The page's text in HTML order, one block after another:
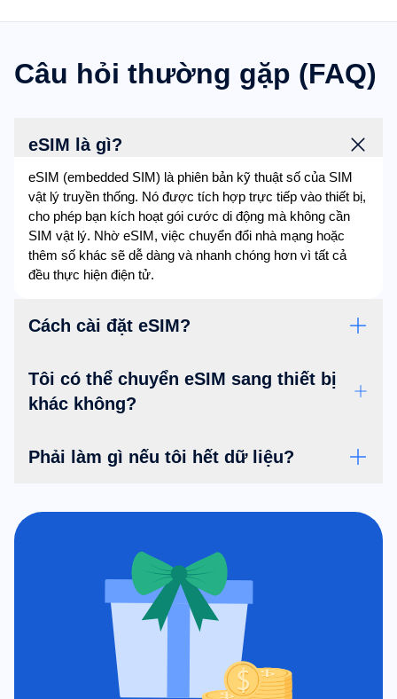
Câu hỏi thường gặp (FAQ)
eSIM là gì?
eSIM (embedded SIM) là phiên bản kỹ thuật số của SIM
vật lý truyền thống. Nó được tích hợp trực tiếp vào thiết bị,
cho phép bạn kích hoạt gói cước di động mà không cần
SIM vật lý. Nhờ eSIM, việc chuyển đổi nhà mạng hoặc
thêm số khác sẽ dễ dàng và nhanh chóng hơn vì tất cả
đều thực hiện điện tử.
Cách cài đặt eSIM?
Tôi có thể chuyển eSIM sang thiết bị
khác không?
Phải làm gì nếu tôi hết dữ liệu?